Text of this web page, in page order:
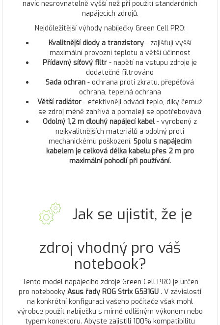
navíc nesrovnatelně vyšší než při použití standardních
napájecích zdrojů.
Nejdůležitější výhody nabíječky Green Cell PRO:
Kvalitnější diody a tranzistory- zajišťují vyšší
maximální provozní teplotu a větší účinnost
Přídavný síťový filtr - napětí na vstupu zdroje je
dodatečně filtrováno
Sada ochran - ochrana proti zkratu, přepěťová
ochrana, tepelná ochrana
Větší radiátor - efektivněji odvádí teplo, díky čemuž
se zdroj méně zahřívá a pomaleji se opotřebovává
Odolný 1,2 m dlouhý napájecí kabel- vyrobený z
nejkvalitnějších materiálů a odolný proti
mechanickému poškození. Spolu s napájecím
kabelem je celková délka kabelu přes 2 m pro
maximální pohodlí při používání.
Jak se ujistit, že je
zdroj vhodný pro váš
notebook?
Tento model napájecího zdroje Green Cell PRO je určen
pro notebooky Asus řady ROG Strix G531GU . V závislosti
na konkrétní konfiguraci vašeho počítače však mohl
výrobce použít nabíječku s mírně odlišným výkonem nebo
typem konektoru. Abyste zajistili 100% kompatibilitu